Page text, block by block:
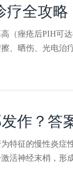
疗全攻略
（痤疮后PIH可
、晒伤、光电
作？答
征的慢性炎症
活神经末梢，